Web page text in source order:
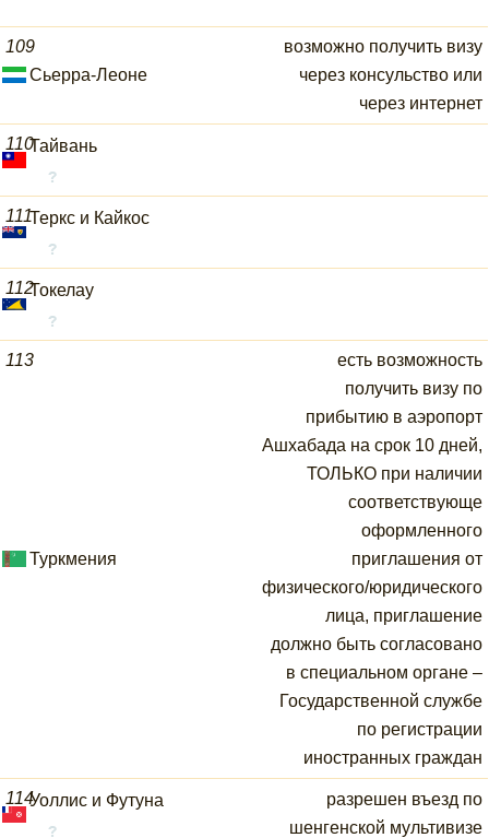
109
Сьерра-Леоне
возможно получить визу
через консульство или
через интернет
110Тайвань
111Теркс и Кайкос
112Токелау
113
Туркмения
есть возможность
получить визу по
прибытию в аэропорт
Ашхабада на срок 10 дней,
ТОЛЬКО при наличии
соответствующе
оформленного
приглашения от
физического/юридического
лица, приглашение
должно быть согласовано
в специальном органе –
Государственной службе
по регистрации
иностранных граждан
114Уоллис и Футуна
разрешен въезд по
шенгенской мультивизе